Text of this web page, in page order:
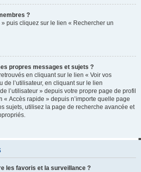
?
puis cliquez sur le lien « Rechercher un
propres messages et sujets ?
en cliquant sur le lien « Voir vos
de l’utilisateur, en cliquant sur le lien
l’utilisateur » depuis votre propre page de profil
« Accès rapide » depuis n’importe quelle page
sujets, utilisez la page de recherche avancée et
les favoris et la surveillance ?